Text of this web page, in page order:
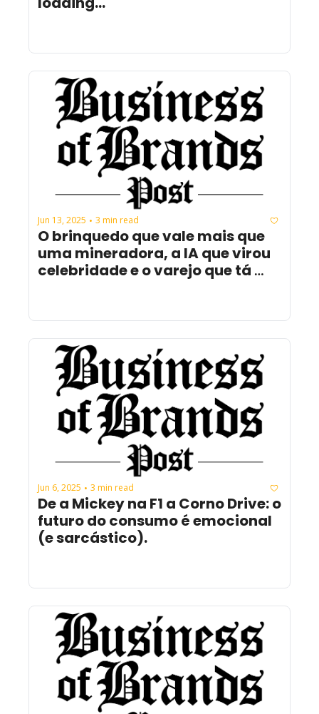
Jun 13, 2025 • 3 min read
O brinquedo que vale mais que
uma mineradora, a IA que virou
celebridade e o varejo que tá
Jun 6, 2025 • 3 min read
De a Mickey na F1 a Corno Drive: o
futuro do consumo é emocional
(e sarcástico).